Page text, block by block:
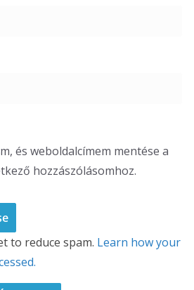
és weboldalcímem mentése a
hozzászólásomhoz.
to reduce spam. Learn how your